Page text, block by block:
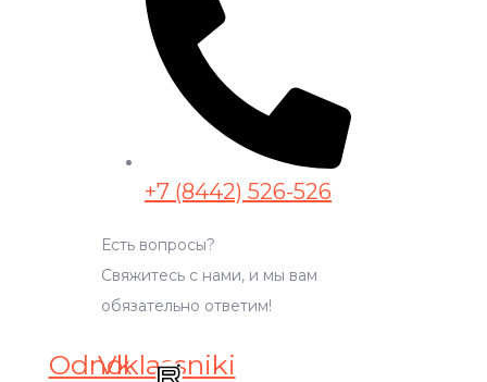
+7 (8442) 526-526
Есть вопросы?
Свяжитесь с нами, и мы вам
обязательно ответим!
Vk
Odnoklassniki